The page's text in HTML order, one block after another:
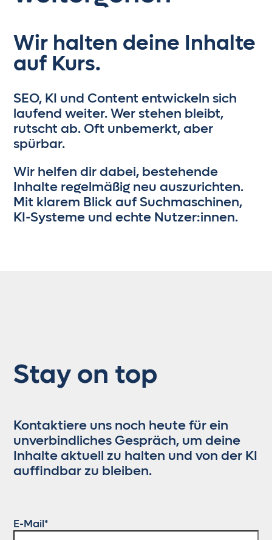
Wir halten deine Inhalte
auf Kurs.
SEO, KI und Content entwickeln sich
laufend weiter. Wer stehen bleibt,
rutscht ab. Oft unbemerkt, aber
spürbar.
Wir helfen dir dabei, bestehende
Inhalte regelmäßig neu auszurichten.
Mit klarem Blick auf Suchmaschinen,
KI-Systeme und echte Nutzer:innen.
Stay on top
Kontaktiere uns noch heute für ein
unverbindliches Gespräch, um deine
Inhalte aktuell zu halten und von der KI
auffindbar zu bleiben.
E-Mail